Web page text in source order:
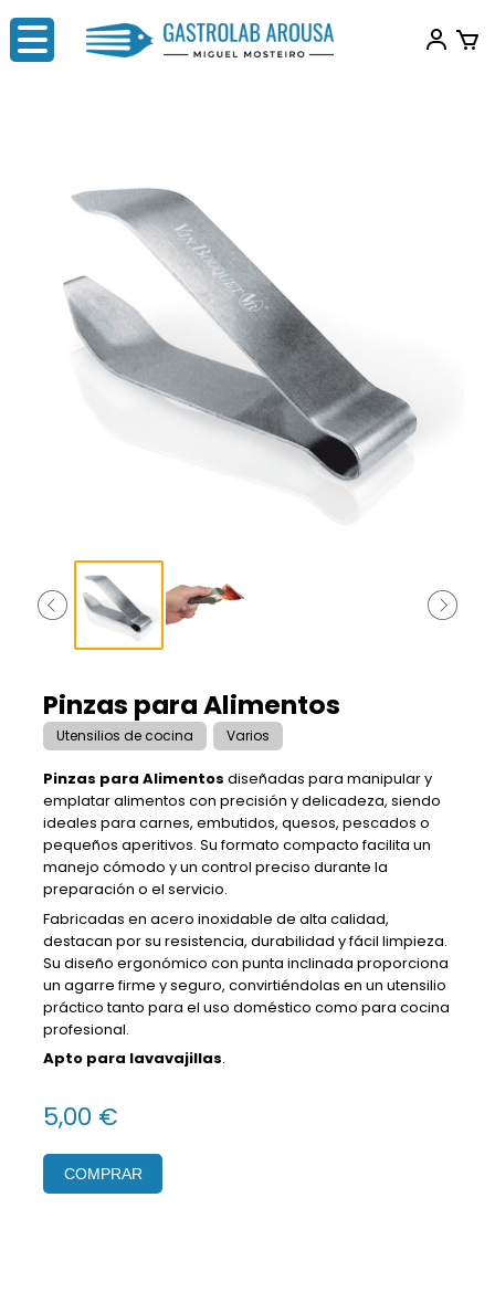
Pinzas para Alimentos
Utensilios de cocina Varios
Pinzas para Alimentos diseñadas para manipular y
emplatar alimentos con precisión y delicadeza, siendo
ideales para carnes, embutidos, quesos, pescados o
pequeños aperitivos. Su formato compacto facilita un
manejo cómodo y un control preciso durante la
preparación o el servicio.
Fabricadas en acero inoxidable de alta calidad,
destacan por su resistencia, durabilidad y fácil limpieza.
Su diseño ergonómico con punta inclinada proporciona
un agarre firme y seguro, convirtiéndolas en un utensilio
práctico tanto para el uso doméstico como para cocina
profesional.
Apto para lavavajillas.
5,00 €
COMPRAR